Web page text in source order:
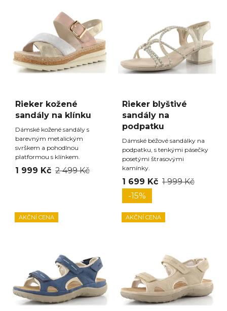
Rieker kožené
sandály na klínku
Dámské kožené sandály s
barevným metalickým
svrškem a pohodlnou
platformou s klínkem.
1 999 Kč 2 499 Kč
Rieker blyštivé
sandály na
podpatku
Dámské béžové sandálky na
podpatku, s tenkými pásečky
posetými štrasovými
kamínky.
1 699 Kč 1 999 Kč
-15%
AKČNÍ CENA AKČNÍ CENA